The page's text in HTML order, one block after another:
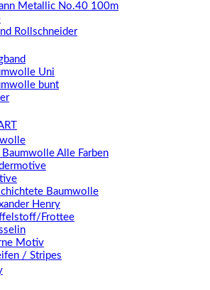
Metallic No.40 100m
Rollschneider
Uni
bunt
Baumwolle Alle Farben
Baumwolle
Henry
Frottee
Motiv
/ Stripes